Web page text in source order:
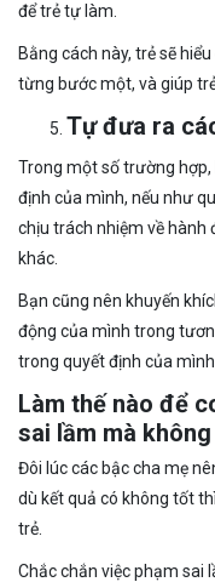
để trẻ tự làm.
Bằng cách này, trẻ sẽ
từng bước một, và giúp
Tự đưa ra
Trong một số trường
định của mình, nếu như
chịu trách nhiệm về hành
khác.
Bạn cũng nên khuyến
động của mình trong
trong quyết định của
Làm thế nào để
sai lầm mà
Đôi lúc các bậc cha mẹ
dù kết quả có không tốt
trẻ.
Chắc chắn việc phạm sai